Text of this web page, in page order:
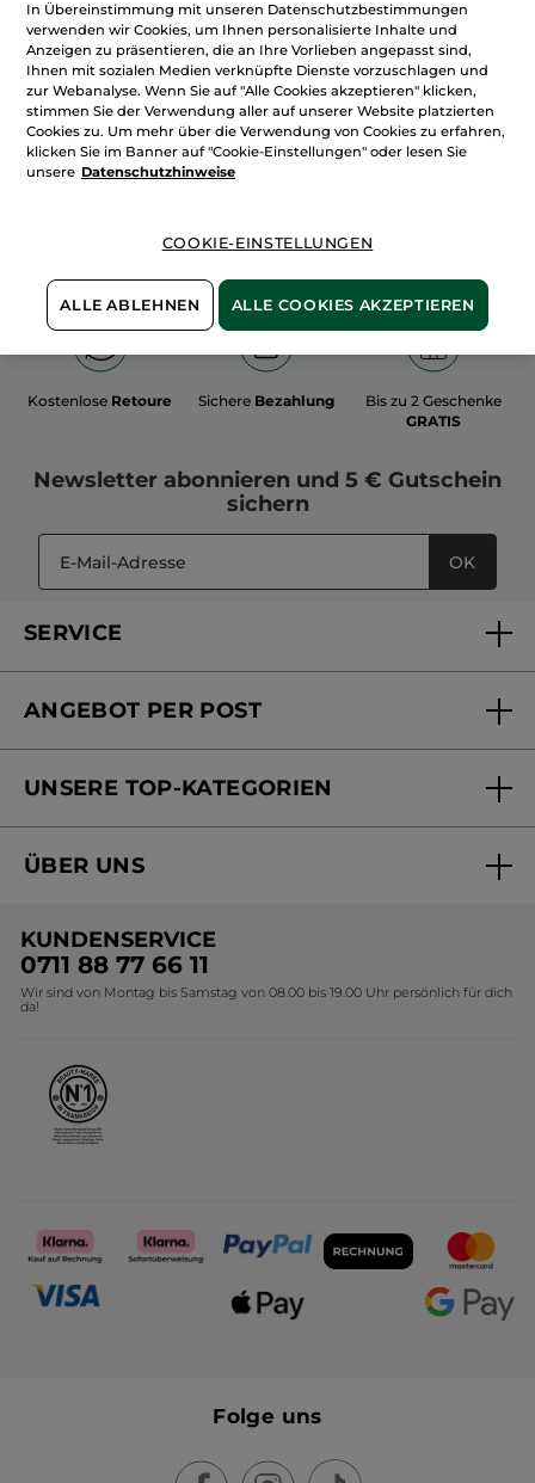
100%unserer Aktivstoffe
sindpflanzlich
Wir bewirtschaften
unsere Felder
biologisch
Mehr entdecken
Kostenlose Retoure Sichere Bezahlung
Bis zu 2 Geschenke
GRATIS
Newsletter abonnieren und 5 € Gutschein
sichern
OK
SERVICE
Mein Konto
Online Preisliste
ANGEBOT PER POST
Versandhandel Preisliste
UNSERE TOP-KATEGORIEN
Black Friday Yves Rocher
Geschenkideen Yves Rocher
Kollektion Monoi Yves Rocher
ÜBER UNS
Umweltstiftung YR
Affiliate Programm
KUNDENSERVICE
0711 88 77 66 11
Wir sind von Montag bis Samstag von 08.00 bis 19.00 Uhr persönlich für dich
da!
Folge uns
In Übereinstimmung mit unseren Datenschutzbestimmungen
verwenden wir Cookies, um Ihnen personalisierte Inhalte und
Anzeigen zu präsentieren, die an Ihre Vorlieben angepasst sind,
Ihnen mit sozialen Medien verknüpfte Dienste vorzuschlagen und
zur Webanalyse. Wenn Sie auf "Alle Cookies akzeptieren" klicken,
stimmen Sie der Verwendung aller auf unserer Website platzierten
Cookies zu. Um mehr über die Verwendung von Cookies zu erfahren,
klicken Sie im Banner auf "Cookie-Einstellungen" oder lesen Sie
unsere Datenschutzhinweise
COOKIE-EINSTELLUNGEN
ALLE ABLEHNEN ALLE COOKIES AKZEPTIEREN